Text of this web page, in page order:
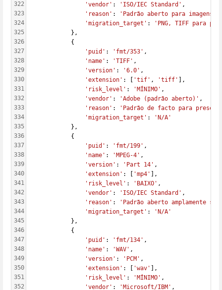
322
323
324
325
326
327
328
329
330
331
332
333
334
335
336
337
338
339
340
341
342
343
344
345
346
347
348
349
350
351
352
'vendor' : 'ISO/IEC Standard' ,
'reason' :
'Padrão aberto para imagens
'migration_target' :
'PNG, TIFF para
            },
            {
'puid' : 'fmt/353' ,
'name' : 'TIFF' ,
'version' : '6.0' ,
'extension' : [ 'tif' , 'tiff'
],
'risk_level' : 'MÍNIMO' ,
'vendor' : 'Adobe (padrão aberto)' ,
'reason' :
'Padrão de facto para
'migration_target' :
'N/A'
            },
            {
'puid' : 'fmt/199' ,
'name' : 'MPEG-4' ,
'version' : 'Part 14' ,
'extension' : [ 'mp4'
],
'risk_level' : 'BAIXO' ,
'vendor' : 'ISO/IEC Standard' ,
'reason' :
'Padrão aberto amplamente
'migration_target' :
'N/A'
            },
            {
'puid' : 'fmt/134' ,
'name' : 'WAV' ,
'version' : 'PCM' ,
'extension' : [ 'wav'
],
'risk_level' : 'MÍNIMO' ,
'vendor' : 'Microsoft/IBM' ,